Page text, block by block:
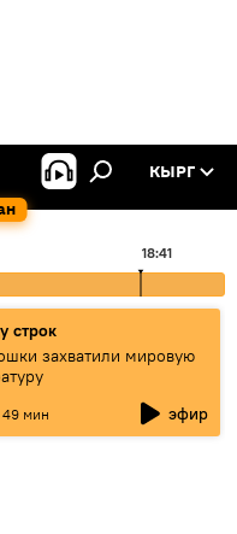
КЫРГ
18:41
строк
захватили мировую
49 мин эфир